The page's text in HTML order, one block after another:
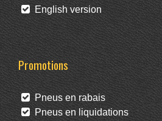
English version
Promotions
Pneus en rabais
Pneus en liquidations